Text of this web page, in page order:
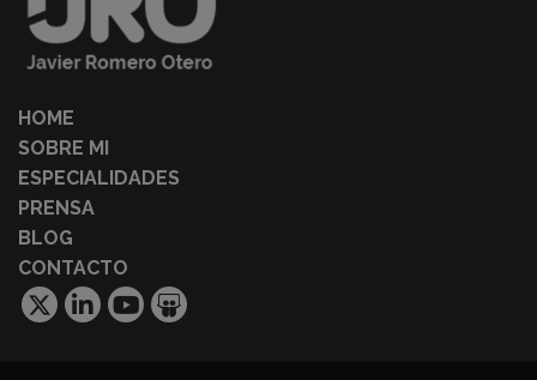
HOME
SOBRE MI
ESPECIALIDADES
PRENSA
BLOG
CONTACTO